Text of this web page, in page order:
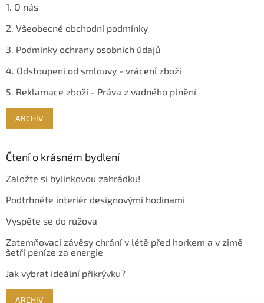
1. O nás
2. Všeobecné obchodní podmínky
3. Podmínky ochrany osobních údajů
4. Odstoupení od smlouvy - vrácení zboží
5. Reklamace zboží - Práva z vadného plnění
ARCHIV
Čtení o krásném bydlení
Založte si bylinkovou zahrádku!
Podtrhněte interiér designovými hodinami
Vyspěte se do růžova
Zatemňovací závěsy chrání v létě před horkem a v zimě
šetří peníze za energie
Jak vybrat ideální přikrývku?
ARCHIV